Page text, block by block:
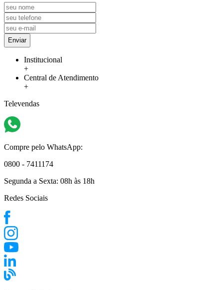
Enviar
Institucional
+
Central de Atendimento
+
Televendas
Compre pelo WhatsApp:
0800 - 7411174
Segunda a Sexta: 08h às 18h
Redes Sociais